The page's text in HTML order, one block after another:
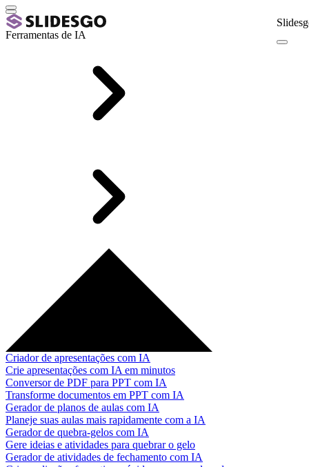
Ferramentas de IA
Criador de apresentações com IA
Crie apresentações com IA em minutos
Conversor de PDF para PPT com IA
Transforme documentos em PPT com IA
Gerador de planos de aulas com IA
Planeje suas aulas mais rapidamente com a IA
Gerador de quebra-gelos com IA
Gere ideias e atividades para quebrar o gelo
Gerador de atividades de fechamento com IA